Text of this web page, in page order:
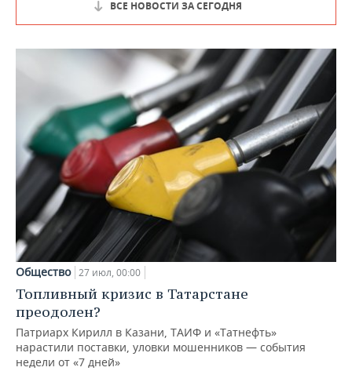
ВСЕ НОВОСТИ ЗА СЕГОДНЯ
Общество 27 июл, 00:00
Топливный кризис в Татарстане
преодолен?
Патриарх Кирилл в Казани, ТАИФ и «Татнефть»
нарастили поставки, уловки мошенников — события
недели от «7 дней»